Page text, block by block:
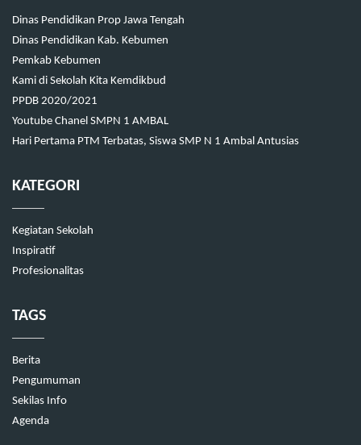
Dinas Pendidikan Prop Jawa Tengah
Dinas Pendidikan Kab. Kebumen
Pemkab Kebumen
Kami di Sekolah Kita Kemdikbud
PPDB 2020/2021
Youtube Chanel SMPN 1 AMBAL
Hari Pertama PTM Terbatas, Siswa SMP N 1 Ambal Antusias
KATEGORI
Kegiatan Sekolah
Inspiratif
Profesionalitas
TAGS
Berita
Pengumuman
Sekilas Info
Agenda